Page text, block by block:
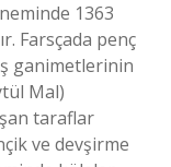
1363
Farsçada penç
ganimetlerinin
Mal)
taraflar
ve devşirme